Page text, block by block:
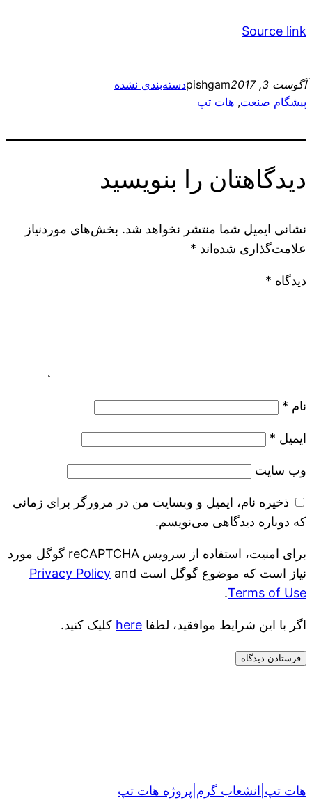
Source link
آگوست 3, 2017 pishgamدسته‌بندی نشده
پیشگام صنعت, هات تپ
دیدگاهتان را بنویسید
نشانی ایمیل شما منتشر نخواهد شد. بخش‌های موردنیاز
علامت‌گذاری شده‌اند *
دیدگاه *
نام *
ایمیل *
وب‌ سایت
ذخیره نام، ایمیل و وبسایت من در مرورگر برای زمانی
که دوباره دیدگاهی می‌نویسم.
برای امنیت، استفاده از سرویس reCAPTCHA گوگل مورد
نیاز است که موضوع گوگل است
Privacy Policy and
Terms of Use
.
اگر با این شرایط موافقید، لطفا here کلیک کنید.
هات تپ|انشعاب گرم|پروژه هات تپ